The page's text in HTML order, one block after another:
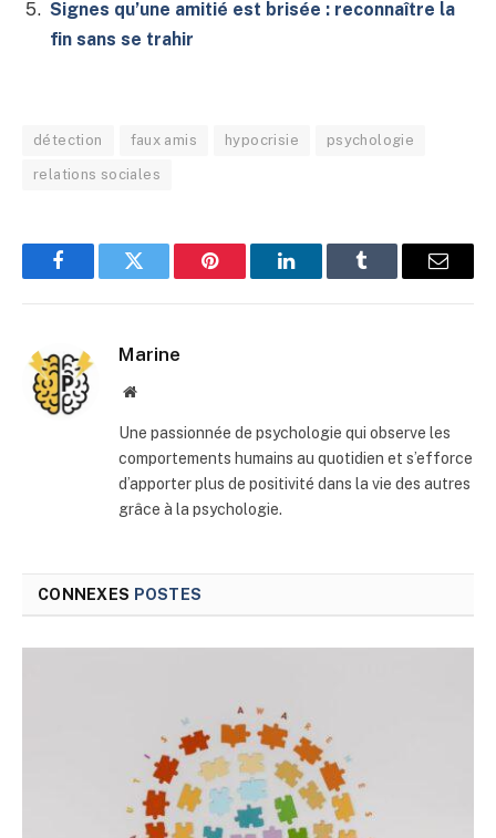
Signes qu’une amitié est brisée : reconnaître la
fin sans se trahir
détection faux amis hypocrisie psychologie
relations sociales
FacebookTwitter Pinterest LinkedInTumblr
E-
Marine
Site
Une passionnée de psychologie qui observe les
comportements humains au quotidien et s’efforce
d’apporter plus de positivité dans la vie des autres
grâce à la psychologie.
CONNEXES POSTES